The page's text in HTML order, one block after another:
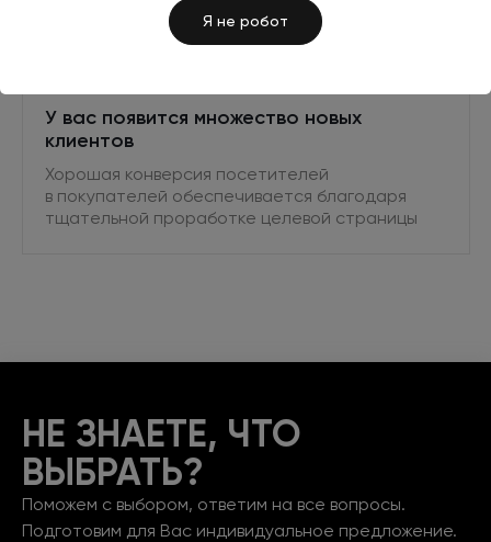
Я не робот
У вас появится множество новых
клиентов
Хорошая конверсия посетителей
в покупателей обеспечивается благодаря
тщательной проработке целевой страницы
НЕ ЗНАЕТЕ, ЧТО
ВЫБРАТЬ?
Поможем с выбором, ответим на все вопросы.
Подготовим для Вас индивидуальное предложение.